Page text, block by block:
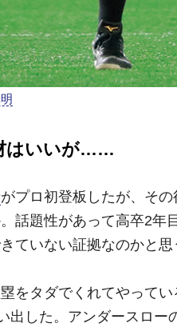
はいいが……
がプロ初登板したが、そ
話題性があって高卒2年
ていない証拠なのかと思
をタダでくれてやってい
出した。アンダースロー